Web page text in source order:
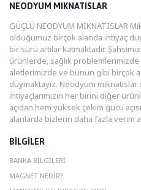
NEODYUM MIKNATISLAR
GÜÇLÜ NEODYUM MIKNATISLAR
olduğumuz birçok alanda ihtiyaç
bir sürü artılar katmaktadır.
ürünlerde, sağlık problemlerimizde
aletlerimizde ve bunun gibi birçok
duymaktayız. Neodyum
ihtiyaçlarımızın her birini diğer
açıdan hem yüksek çekim gücü
alanlarda bizlerin daha fazla verim
BILGILER
BANKA BILGILERI
MAGNET NEDIR?